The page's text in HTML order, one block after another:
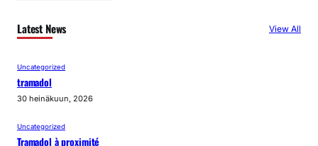
Latest News View All
Uncategorized
tramadol
30 heinäkuun, 2026
Uncategorized
Tramadol à proximité